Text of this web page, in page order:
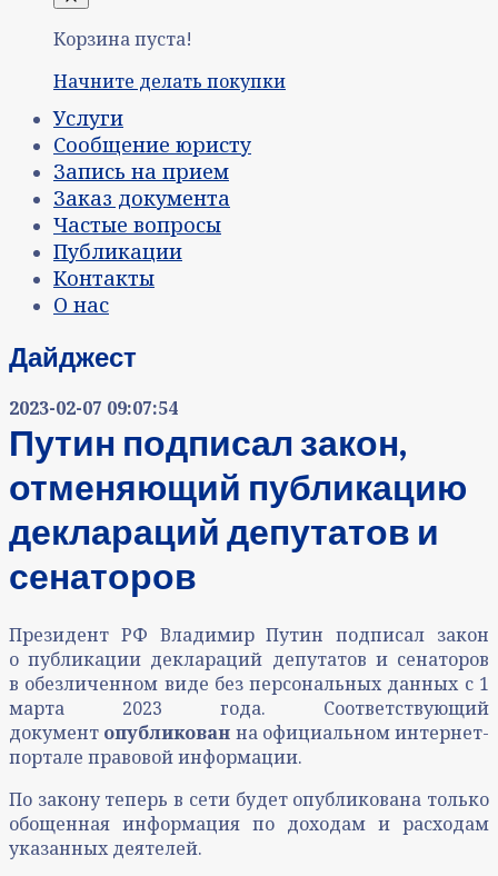
Корзина пуста!
Начните делать покупки
Услуги
Сообщение юристу
Запись на прием
Заказ документа
Частые вопросы
Публикации
Контакты
О нас
Дайджест
2023-02-07 09:07:54
Путин подписал закон,
отменяющий публикацию
деклараций депутатов и
сенаторов
Президент РФ Владимир Путин подписал закон
о публикации деклараций депутатов и сенаторов
в обезличенном виде без персональных данных с 1
марта 2023 года. Соответствующий
документ опубликован на официальном интернет-
портале правовой информации.
По закону теперь в сети будет опубликована только
обощенная информация по доходам и расходам
указанных деятелей.